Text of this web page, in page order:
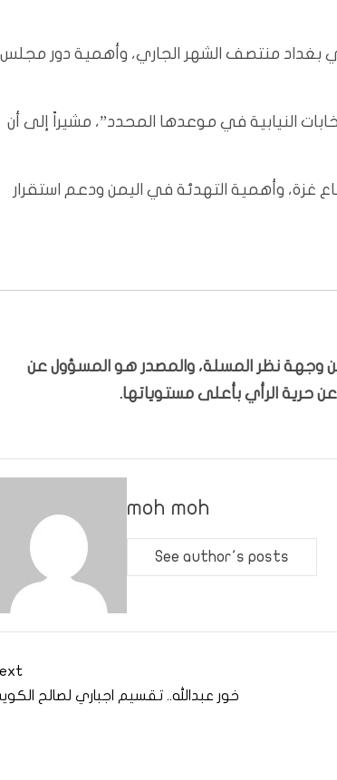
في بغداد منتصف الشهر الجاري، وأهمية دور مجلس
النيابية في موعدها المحدد”، مشيراً إلى أن
وأهمية التهدئة في اليمن ودعم استقرار
عن وجهة نظر المسلة، والمصدر هو المسؤول عن
حرية الرأي بأعلى مستوياتها.
moh moh
See author's posts
خور عبدالله.. تقسيم اجباري لصالح